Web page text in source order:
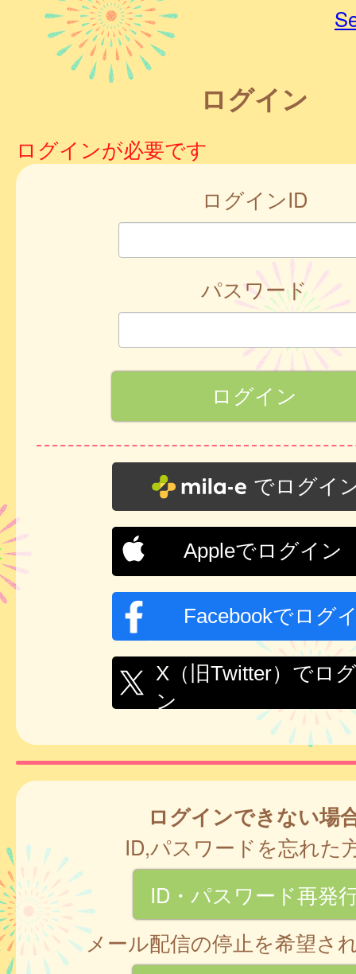
ログイン
ログインが必要です
ログインID
パスワード
でログイ
Appleでログイン
Facebookでログ
X（旧Twitter）でロ
ン
ログインできない場
ID,パスワードを忘れた
ID・パスワード再発
メール配信の停止を希望さ